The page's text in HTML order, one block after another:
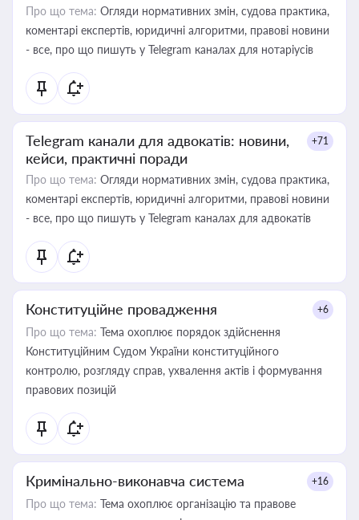
Про що тема: Огляди нормативних змін, судова практика,
коментарі експертів, юридичні алгоритми, правові новини
- все, про що пишуть у Telegram каналах для нотаріусів
Telegram канали для адвокатів: новини,
кейси, практичні поради
+71
Про що тема: Огляди нормативних змін, судова практика,
коментарі експертів, юридичні алгоритми, правові новини
- все, про що пишуть у Telegram каналах для адвокатів
Конституційне провадження +6
Про що тема: Тема охоплює порядок здійснення
Конституційним Судом України конституційного
контролю, розгляду справ, ухвалення актів і формування
правових позицій
Кримінально-виконавча система +16
Про що тема: Тема охоплює організацію та правове